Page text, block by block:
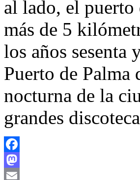
al lado, el
más de 5
los años sesenta
Puerto de Palma
nocturna de la
grandes
Facebook
Mastodon